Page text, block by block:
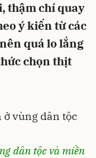
thậm chí quay
ý kiến từ các
quá lo lắng
chọn thịt
dân tộc và miền